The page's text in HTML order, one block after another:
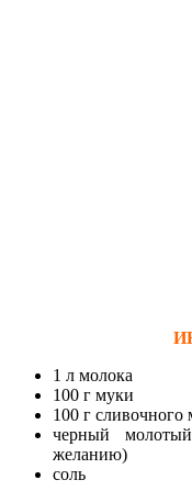
1 л молока
100 г муки
100 г сливочного
черный
желанию)
соль